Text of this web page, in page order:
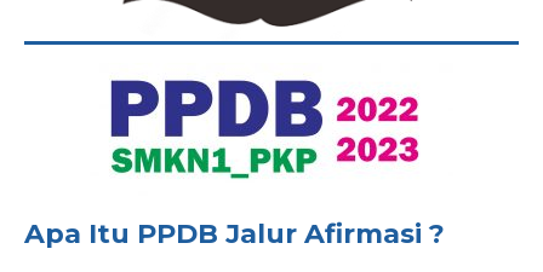
Apa Itu PPDB Jalur Afirmasi ?